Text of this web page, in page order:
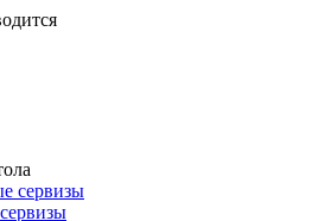
сервизы